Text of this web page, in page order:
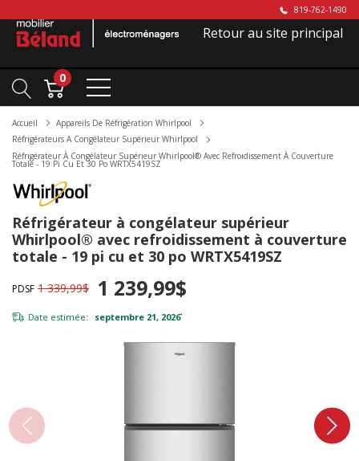
819-762-1490
Retour au site principal
0
Accueil
Appareils De Réfrigération Whirlpool
Réfrigérateurs A Congélateur Supérieur Whirlpool
Réfrigérateur À Congélateur Supérieur Whirlpool® Avec Refroidissement À Couverture
Totale - 19 Pi Cu Et 30 Po WRTX5419SZ
Réfrigérateur à congélateur supérieur
Whirlpool® avec refroidissement à couverture
totale - 19 pi cu et 30 po WRTX5419SZ
PDSF 1 339,99$ 1 239,99$
Date estimée: septembre 21, 2026*